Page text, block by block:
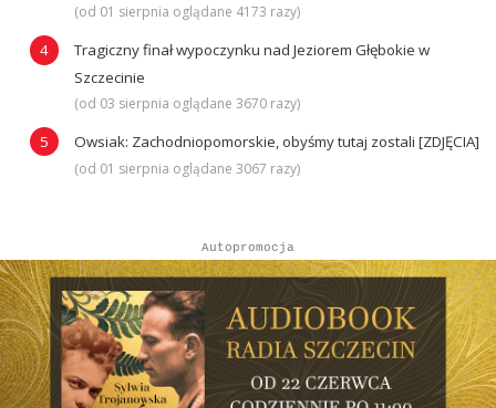
(od 01 sierpnia oglądane 4173 razy)
Tragiczny finał wypoczynku nad Jeziorem Głębokie w
Szczecinie
(od 03 sierpnia oglądane 3670 razy)
Owsiak: Zachodniopomorskie, obyśmy tutaj zostali [ZDJĘCIA]
(od 01 sierpnia oglądane 3067 razy)
Autopromocja